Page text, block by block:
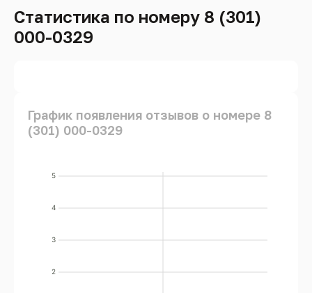
Статистика по номеру 8 (301)
000-0329
График появления отзывов о номере 8
(301) 000-0329
2
3
4
5